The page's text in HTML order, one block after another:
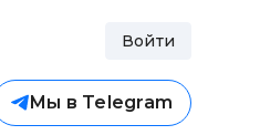
Войти
Мы в Telegram